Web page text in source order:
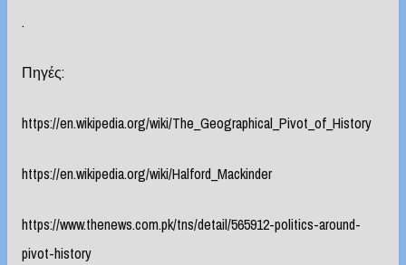
.
Πηγές:
https://en.wikipedia.org/wiki/The_Geographical_Pivot_of_History
https://en.wikipedia.org/wiki/Halford_Mackinder
https://www.thenews.com.pk/tns/detail/565912-politics-around-
pivot-history